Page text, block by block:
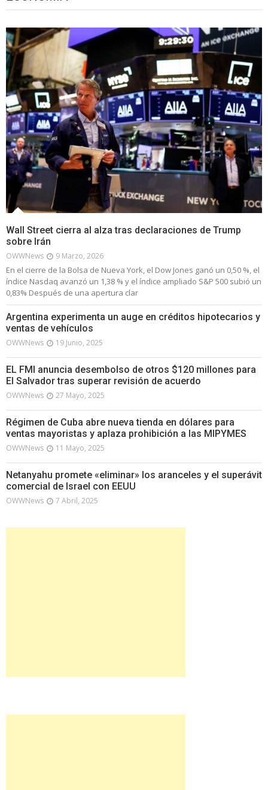
Wall Street cierra al alza tras declaraciones de Trump
sobre Irán
OWWNews 9 Marzo, 2026
En el cierre de la Bolsa de Nueva York, el Dow Jones ganó un 0,50 %, el
índice Nasdaq avanzó un 1,38 % y el índice ampliado S&P 500 subió un
0,83% Después de una apertura clar
Argentina experimenta un auge en créditos hipotecarios y
ventas de vehículos
OWWNews 19 Junio, 2025
EL FMI anuncia desembolso de otros $120 millones para
El Salvador tras superar revisión de acuerdo
OWWNews 27 Mayo, 2025
Régimen de Cuba abre nueva tienda en dólares para
ventas mayoristas y aplaza prohibición a las MIPYMES
OWWNews 11 Mayo, 2025
Netanyahu promete «eliminar» los aranceles y el superávit
comercial de Israel con EEUU
OWWNews 7 Abril, 2025